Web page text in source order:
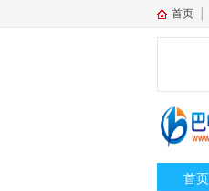
首页
首页